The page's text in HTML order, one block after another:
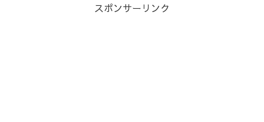
スポンサーリンク